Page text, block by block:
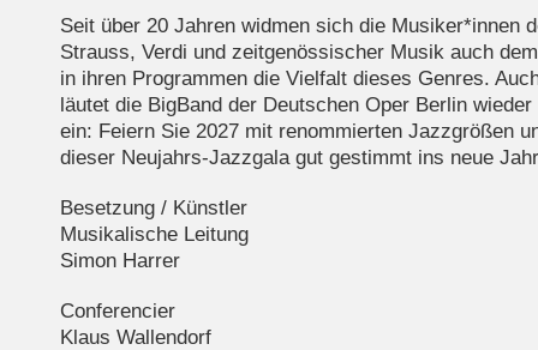
Seit über 20 Jahren widmen sich die Musiker*innen
Strauss, Verdi und zeitgenössischer Musik auch
in ihren Programmen die Vielfalt dieses Genres.
läutet die BigBand der Deutschen Oper Berlin
ein: Feiern Sie 2027 mit renommierten Jazzgrößen
dieser Neujahrs-Jazzgala gut gestimmt ins neue
Besetzung / Künstler
Musikalische Leitung
Simon Harrer
Conferencier
Klaus Wallendorf